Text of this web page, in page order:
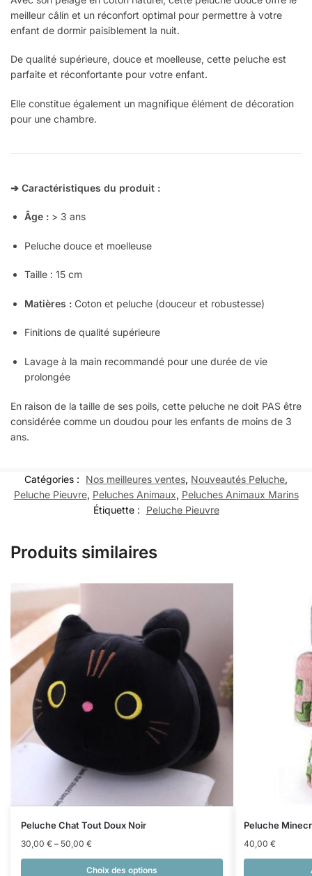
meilleur câlin et un réconfort optimal pour permettre à votre
enfant de dormir paisiblement la nuit.
De qualité supérieure, douce et moelleuse, cette peluche est
parfaite et réconfortante pour votre enfant.
Elle constitue également un magnifique élément de décoration
pour une chambre.
➔ Caractéristiques du produit :
Âge : > 3 ans
Peluche douce et moelleuse
Taille : 15 cm
Matières : Coton et peluche (douceur et robustesse)
Finitions de qualité supérieure
Lavage à la main recommandé pour une durée de vie
prolongée
En raison de la taille de ses poils, cette peluche ne doit PAS être
considérée comme un doudou pour les enfants de moins de 3
ans.
Catégories : Nos meilleures ventes, Nouveautés Peluche,
Peluche Pieuvre, Peluches Animaux, Peluches Animaux Marins
Étiquette :
Peluche Pieuvre
Produits similaires
Peluche Chat Tout Doux Noir
30,00 € – 50,00 €
Choix des options
Peluche
40,00 €